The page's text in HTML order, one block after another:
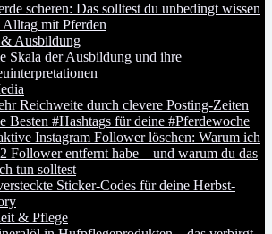
scheren: Das solltest du unbedingt wissen
mit Pferden
Ausbildung
Skala der Ausbildung und ihre
Reichweite durch clevere Posting-Zeiten
Besten #Hashtags für deine #Pferdewoche
Instagram Follower löschen: Warum ich
Follower entfernt habe – und warum du das
tun solltest
Sticker-Codes für deine Herbst-
& Pflege